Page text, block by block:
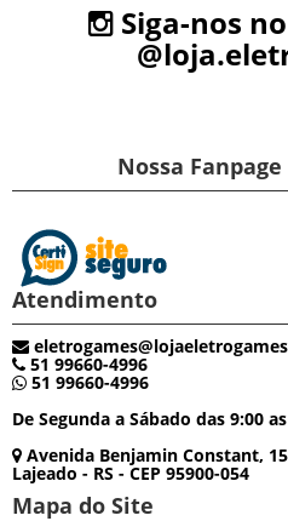
Siga-nos
Nossa
Atendimento
51 99660-4996
51 99660-4996
De Segunda a Sábado das 9:00
Avenida Benjamin Constant,
Lajeado - RS - CEP 95900-054
Mapa do Site